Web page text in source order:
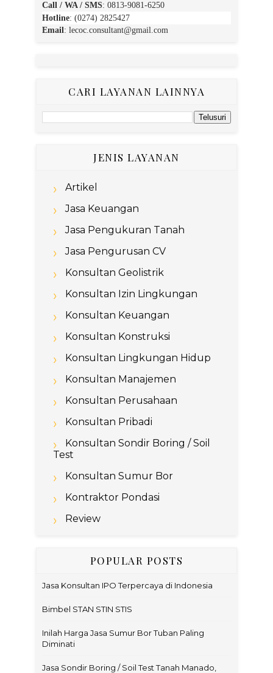
Call / WA / SMS: 0813-9081-6250
Hotline: (0274) 2825427
Email: lecoc.consultant@gmail.com
CARI LAYANAN LAINNYA
JENIS LAYANAN
Artikel
Jasa Keuangan
Jasa Pengukuran Tanah
Jasa Pengurusan CV
Konsultan Geolistrik
Konsultan Izin Lingkungan
Konsultan Keuangan
Konsultan Konstruksi
Konsultan Lingkungan Hidup
Konsultan Manajemen
Konsultan Perusahaan
Konsultan Pribadi
Konsultan Sondir Boring / Soil
Test
Konsultan Sumur Bor
Kontraktor Pondasi
Review
POPULAR POSTS
Jasa Konsultan IPO Terpercaya di Indonesia
Bimbel STAN STIN STIS
Inilah Harga Jasa Sumur Bor Tuban Paling
Diminati
Jasa Sondir Boring / Soil Test Tanah Manado,